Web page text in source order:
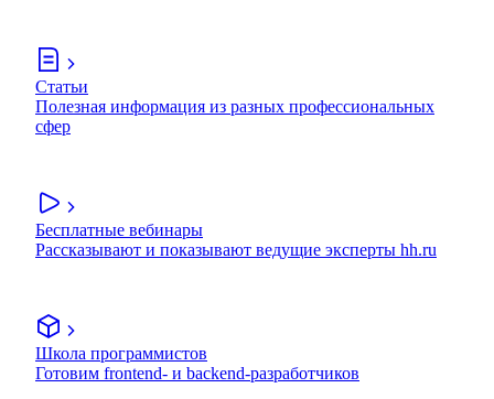
Статьи
Полезная информация из разных профессиональных
сфер
Бесплатные вебинары
Рассказывают и показывают ведущие эксперты hh.ru
Школа программистов
Готовим frontend- и backend-разработчиков